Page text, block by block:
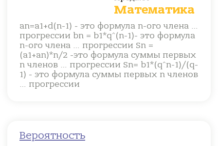
Математика
an=a1+d(n-1) - это формула n-ого члена …
прогрессии bn = b1*q^(n-1)- это формула
n-ого члена … прогрессии Sn =
(a1+an)*n/2 -это формула суммы первых
n членов … прогрессии Sn= b1*(q^n-1)/(q-
1) - это формула суммы первых n членов
… прогрессии
Вероятность